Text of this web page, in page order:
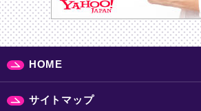
HOME
サイトマップ